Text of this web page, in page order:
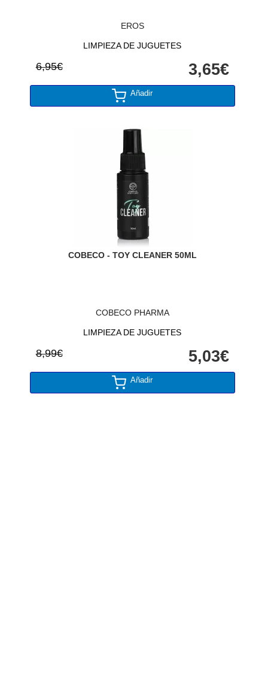
EROS
LIMPIEZA DE JUGUETES
6,95€ 3,65€
Añadir
COBECO - TOY CLEANER 50ML
COBECO PHARMA
LIMPIEZA DE JUGUETES
8,99€ 5,03€
Añadir